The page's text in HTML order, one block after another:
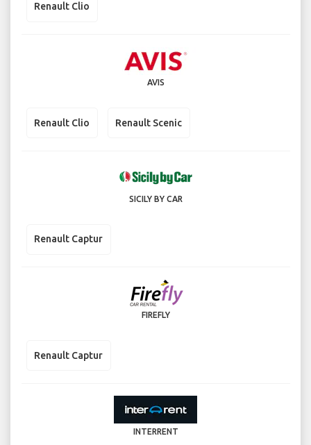
Renault Clio
AVIS
Renault Clio Renault Scenic
SICILY BY CAR
Renault Captur
FIREFLY
Renault Captur
INTERRENT